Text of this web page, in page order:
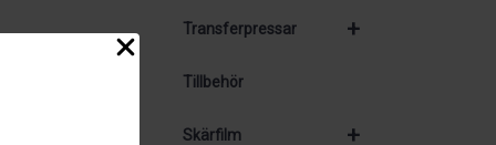
+
Transferpressar
Tillbehör
+
Skärfilm